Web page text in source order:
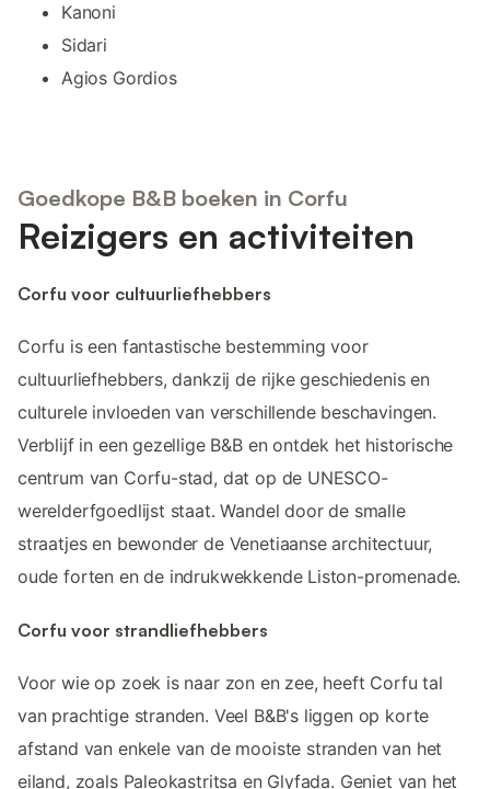
Kanoni
Sidari
Agios Gordios
Goedkope B&B boeken in Corfu
Reizigers en activiteiten
Corfu voor cultuurliefhebbers
Corfu is een fantastische bestemming voor
cultuurliefhebbers, dankzij de rijke geschiedenis en
culturele invloeden van verschillende beschavingen.
Verblijf in een gezellige B&B en ontdek het historische
centrum van Corfu-stad, dat op de UNESCO-
werelderfgoedlijst staat. Wandel door de smalle
straatjes en bewonder de Venetiaanse architectuur,
oude forten en de indrukwekkende Liston-promenade.
Corfu voor strandliefhebbers
Voor wie op zoek is naar zon en zee, heeft Corfu tal
van prachtige stranden. Veel B&B's liggen op korte
afstand van enkele van de mooiste stranden van het
eiland, zoals Paleokastritsa en Glyfada. Geniet van het